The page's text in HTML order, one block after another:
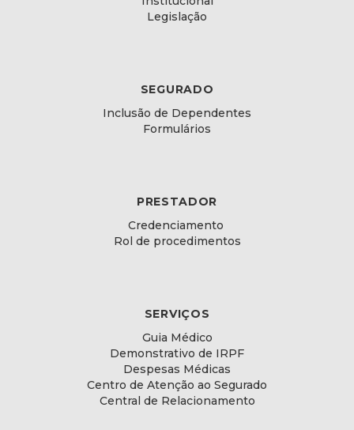
Legislação
SEGURADO
Inclusão de Dependentes
Formulários
PRESTADOR
Credenciamento
Rol de procedimentos
SERVIÇOS
Guia Médico
Demonstrativo de IRPF
Despesas Médicas
Centro de Atenção ao Segurado
Central de Relacionamento